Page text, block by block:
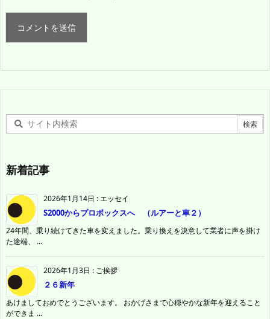
新着記事
2026年1月14日 :エッセイ
S2000からプロボックスへ （ルアーと車２）
24年間、乗り続けてきた車を変えました。乗り換えを決意して業者に声を掛け
た途端、 ...
2026年1月3日 : ご挨拶
２６新年
あけましておめでとうございます。 おかげさまで心穏やかな新年を迎えること
ができま ...